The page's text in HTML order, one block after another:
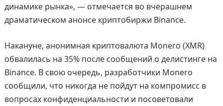
динамике рынка», — отмечается во вчерашнем
драматическом анонсе криптобиржи Binance.
Накануне, анонимная криптовалюта Monero (XMR)
обвалилась на 35% после сообщений о делистинге на
Binance. В свою очередь, разработчики Monero
сообщили, что никогда не пойдут на компромисс в
вопросах конфиденциальности и посоветовали